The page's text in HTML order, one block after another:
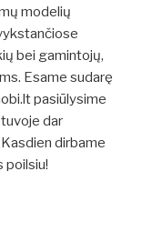
modelių
bei gamintojų,
Esame sudarę
pasiūlysime
dar
dirbame
poilsiu!